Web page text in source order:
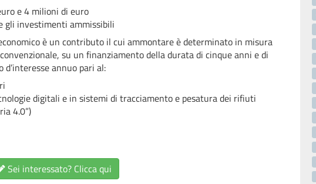
e 4 milioni di euro
investimenti ammissibili
è un contributo il cui ammontare è determinato in misura
su un finanziamento della durata di cinque anni e di
annuo pari al:
digitali e in sistemi di tracciamento e pesatura dei rifiuti
4.0”)
Sei interessato? Clicca qui